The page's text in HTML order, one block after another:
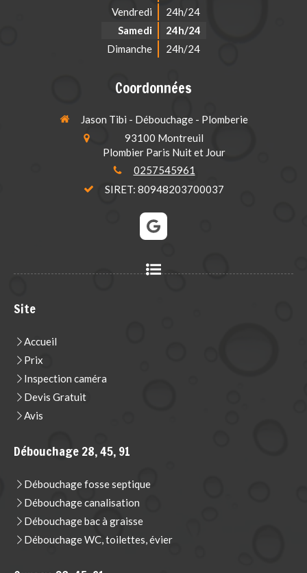
Vendredi
24h/24
Samedi
24h/24
Dimanche
24h/24
Coordonnées
Jason Tibi - Débouchage - Plomberie
93100 Montreuil
Plombier Paris Nuit et Jour
0257545961
SIRET: 80948203700037
Site
Accueil
Prix
Inspection caméra
Devis Gratuit
Avis
Débouchage 28, 45, 91
Débouchage fosse septique
Débouchage canalisation
Débouchage bac à graisse
Débouchage WC, toilettes, évier